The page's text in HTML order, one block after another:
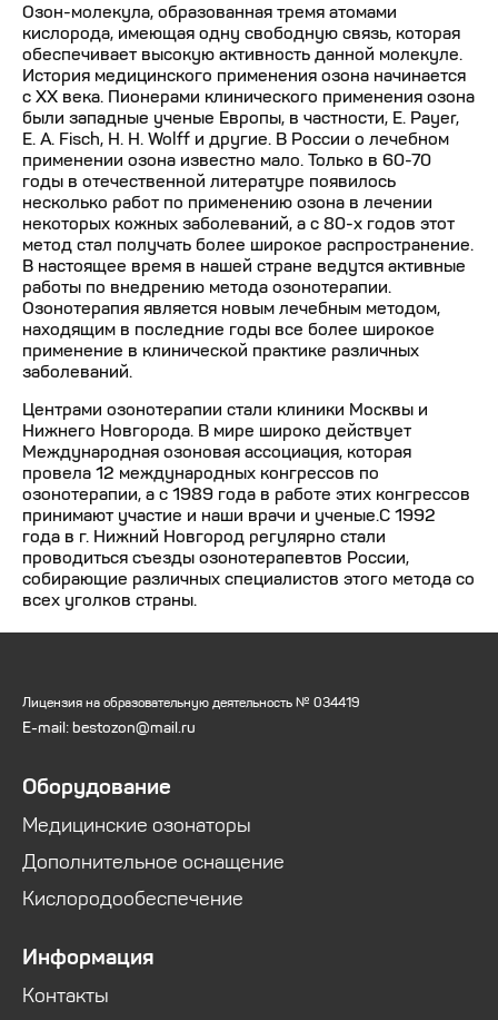
Озон-молекула, образованная тремя атомами
кислорода, имеющая одну свободную связь, которая
обеспечивает высокую активность данной молекуле.
История медицинского применения озона начинается
с XX века. Пионерами клинического применения озона
были западные ученые Европы, в частности, Е. Payer,
E. A. Fisch, Н. Н. Wolff и другие. В России о лечебном
применении озона известно мало. Только в 60-70
годы в отечественной литературе появилось
несколько работ по применению озона в лечении
некоторых кожных заболеваний, а с 80-х годов этот
метод стал получать более широкое распространение.
В настоящее время в нашей стране ведутся активные
работы по внедрению метода озонотерапии.
Озонотерапия является новым лечебным методом,
находящим в последние годы все более широкое
применение в клинической практике различных
заболеваний.
Центрами озонотерапии стали клиники Москвы и
Нижнего Новгорода. В мире широко действует
Международная озоновая ассоциация, которая
провела 12 международных конгрессов по
озонотерапии, а с 1989 года в работе этих конгрессов
принимают участие и наши врачи и ученые.С 1992
года в г. Нижний Новгород регулярно стали
проводиться съезды озонотерапевтов России,
собирающие различных специалистов этого метода со
всех уголков страны.
Лицензия на образовательную деятельность № 034419
E-mail: bestozon@mail.ru
Оборудование
Медицинские озонаторы
Дополнительное оснащение
Кислородообеспечение
Информация
Контакты